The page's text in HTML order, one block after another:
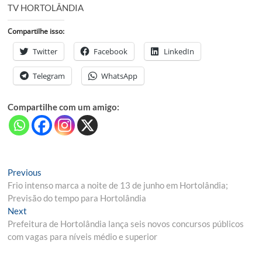
TV HORTOLÂNDIA
Compartilhe isso:
Twitter Facebook LinkedIn
Telegram WhatsApp
Compartilhe com um amigo:
Navegação
de
Post
Previous
post:
Frio intenso marca a noite de 13 de junho em Hortolândia;
Previsão do tempo para Hortolândia
Next
post:
Prefeitura de Hortolândia lança seis novos concursos públicos
com vagas para níveis médio e superior